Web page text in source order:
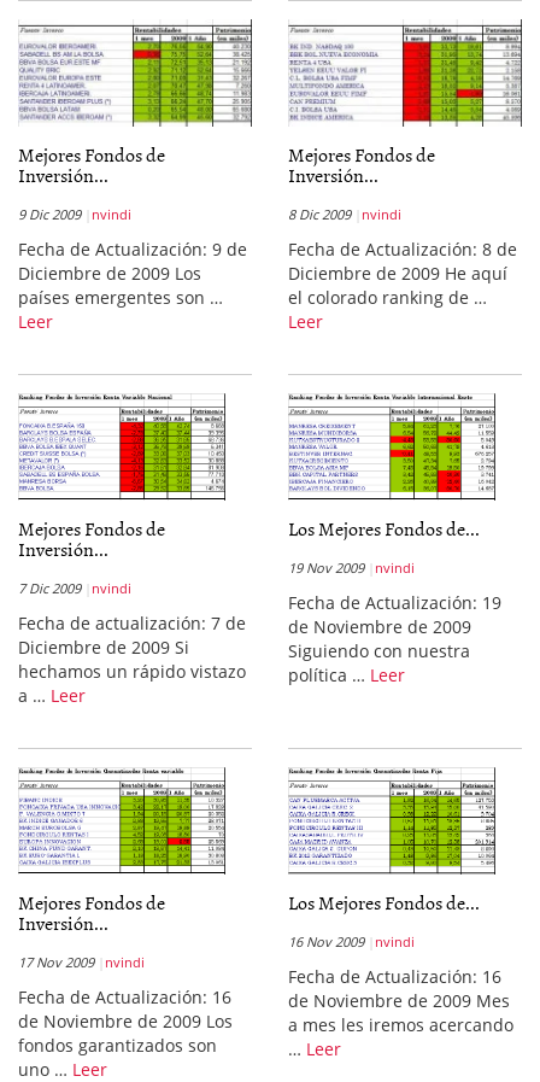
Mejores Fondos de
Inversión...
9 Dic 2009 nvindi
Fecha de Actualización: 9 de
Diciembre de 2009 Los
países emergentes son …
Leer
Mejores Fondos de
Inversión...
8 Dic 2009 nvindi
Fecha de Actualización: 8 de
Diciembre de 2009 He aquí
el colorado ranking de …
Leer
Mejores Fondos de
Inversión...
7 Dic 2009 nvindi
Fecha de actualización: 7 de
Diciembre de 2009 Si
hechamos un rápido vistazo
a … Leer
Los Mejores Fondos de...
19 Nov 2009 nvindi
Fecha de Actualización: 19
de Noviembre de 2009
Siguiendo con nuestra
política … Leer
Mejores Fondos de
Inversión...
17 Nov 2009 nvindi
Fecha de Actualización: 16
de Noviembre de 2009 Los
fondos garantizados son
uno … Leer
Los Mejores Fondos de...
16 Nov 2009 nvindi
Fecha de Actualización: 16
de Noviembre de 2009 Mes
a mes les iremos acercando
… Leer